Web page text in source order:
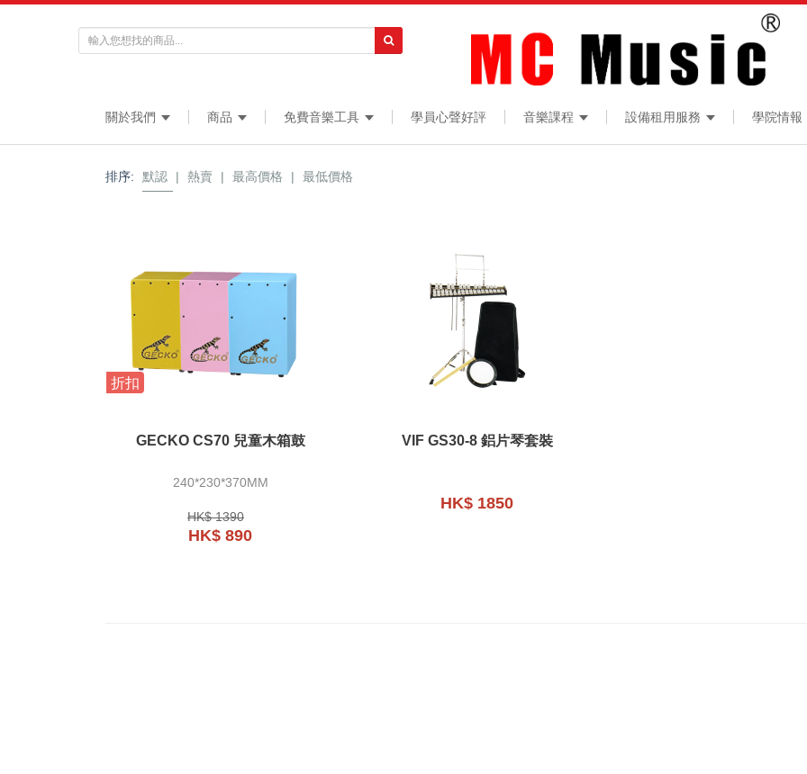
關於我們 商品 免費音樂工具 學員心聲好評 音樂課程 設備租用服務 學院情報
排序: 默認 | 熱賣 | 最高價格 | 最低價格
折扣
GECKO CS70 兒童木箱鼓
240*230*370MM
HK$ 1390
HK$ 890
VIF GS30-8 鋁片琴套裝
HK$ 1850